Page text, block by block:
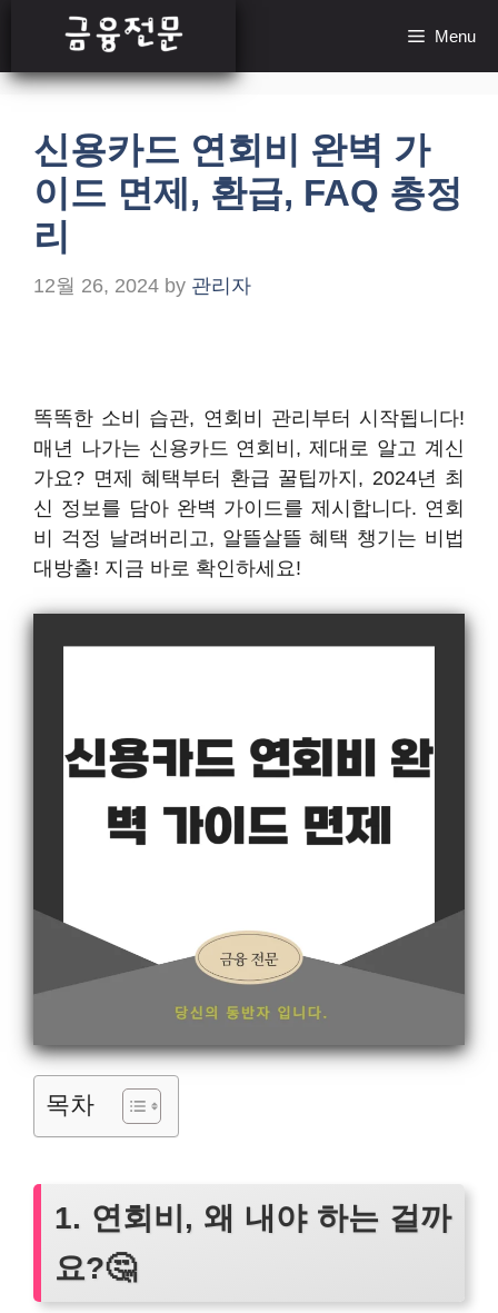
content
Menu
신용카드 연회비 완벽 가
이드 면제, 환급, FAQ 총정
리
12월 26, 2024 by 관리자
똑똑한 소비 습관, 연회비 관리부터 시작됩니다!
매년 나가는 신용카드 연회비, 제대로 알고 계신
가요? 면제 혜택부터 환급 꿀팁까지, 2024년 최
신 정보를 담아 완벽 가이드를 제시합니다. 연회
비 걱정 날려버리고, 알뜰살뜰 혜택 챙기는 비법
대방출! 지금 바로 확인하세요!
목차
1. 연회비, 왜 내야 하는 걸까
요?🤔